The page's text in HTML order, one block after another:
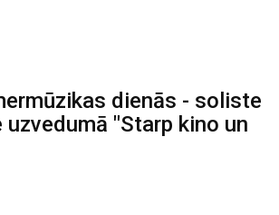
dienās - soliste
uzvedumā "Starp kino un